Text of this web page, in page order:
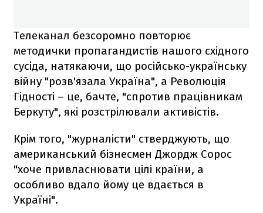
Телеканал безсоромно повторює
методички пропагандистів нашого східного
сусіда, натякаючи, що російсько-українську
війну "розв'язала Україна", а Революція
Гідності – це, бачте, "спротив працівникам
Беркуту", які розстрілювали активістів.
Крім того, "журналісти" стверджують, що
американський бізнесмен Джордж Сорос
"хоче привласнювати цілі країни, а
особливо вдало йому це вдається в
Україні".